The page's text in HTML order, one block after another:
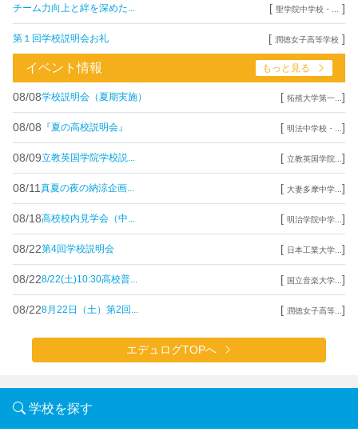
チーム力向上と絆を深めた... [ 聖学院中学校・... ]
第１回学校説明会お礼 [ 潤徳女子高等学校 ]
イベント情報 もっと見る
08/08学校説明会（夏期実施） [ 拓殖大学第一... ]
08/08 『夏の高校説明会』 [ 明法中学校・... ]
08/09立教英国学院学校説... [ 立教英国学院... ]
08/11 真夏の夜の納涼企画... [ 大妻多摩中学... ]
08/18高校校内見学会（中... [ 明治学院中学... ]
08/22第4回学校説明会 [ 日本工業大学... ]
08/228/22(土)10:30高校普... [ 国立音楽大学... ]
08/228月22日（土）第2回... [ 潤徳女子高等... ]
エデュログTOPへ
学校を探す